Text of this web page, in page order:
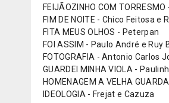
FEIJÃOZINHO COM
FIM DE NOITE - Chico Feitosa e
FITA MEUS OLHOS - Peterpan
FOI ASSIM - Paulo André e Ruy
FOTOGRAFIA - Antonio Carlos
GUARDEI MINHA VIOLA -
HOMENAGEM A VELHA
IDEOLOGIA - Frejat e Cazuza